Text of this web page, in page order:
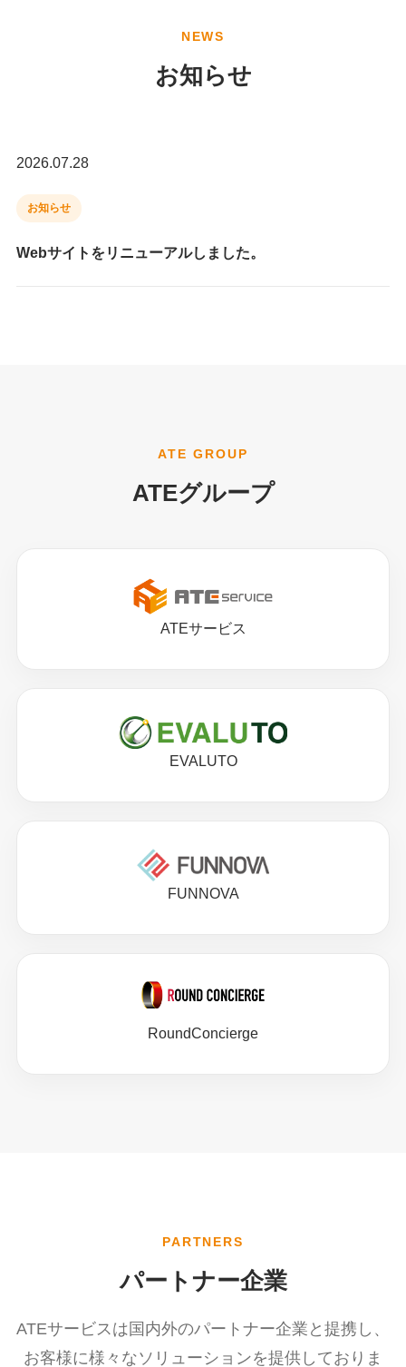
NEWS
お知らせ
2026.07.28
お知らせ
Webサイトをリニューアルしました。
ATE GROUP
ATEグループ
ATEサービス
EVALUTO
FUNNOVA
RoundConcierge
PARTNERS
パートナー企業
ATEサービスは国内外のパートナー企業と提携し、
お客様に様々なソリューションを提供しておりま